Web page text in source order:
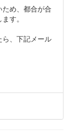
め、都合が合
す。
、下記メール